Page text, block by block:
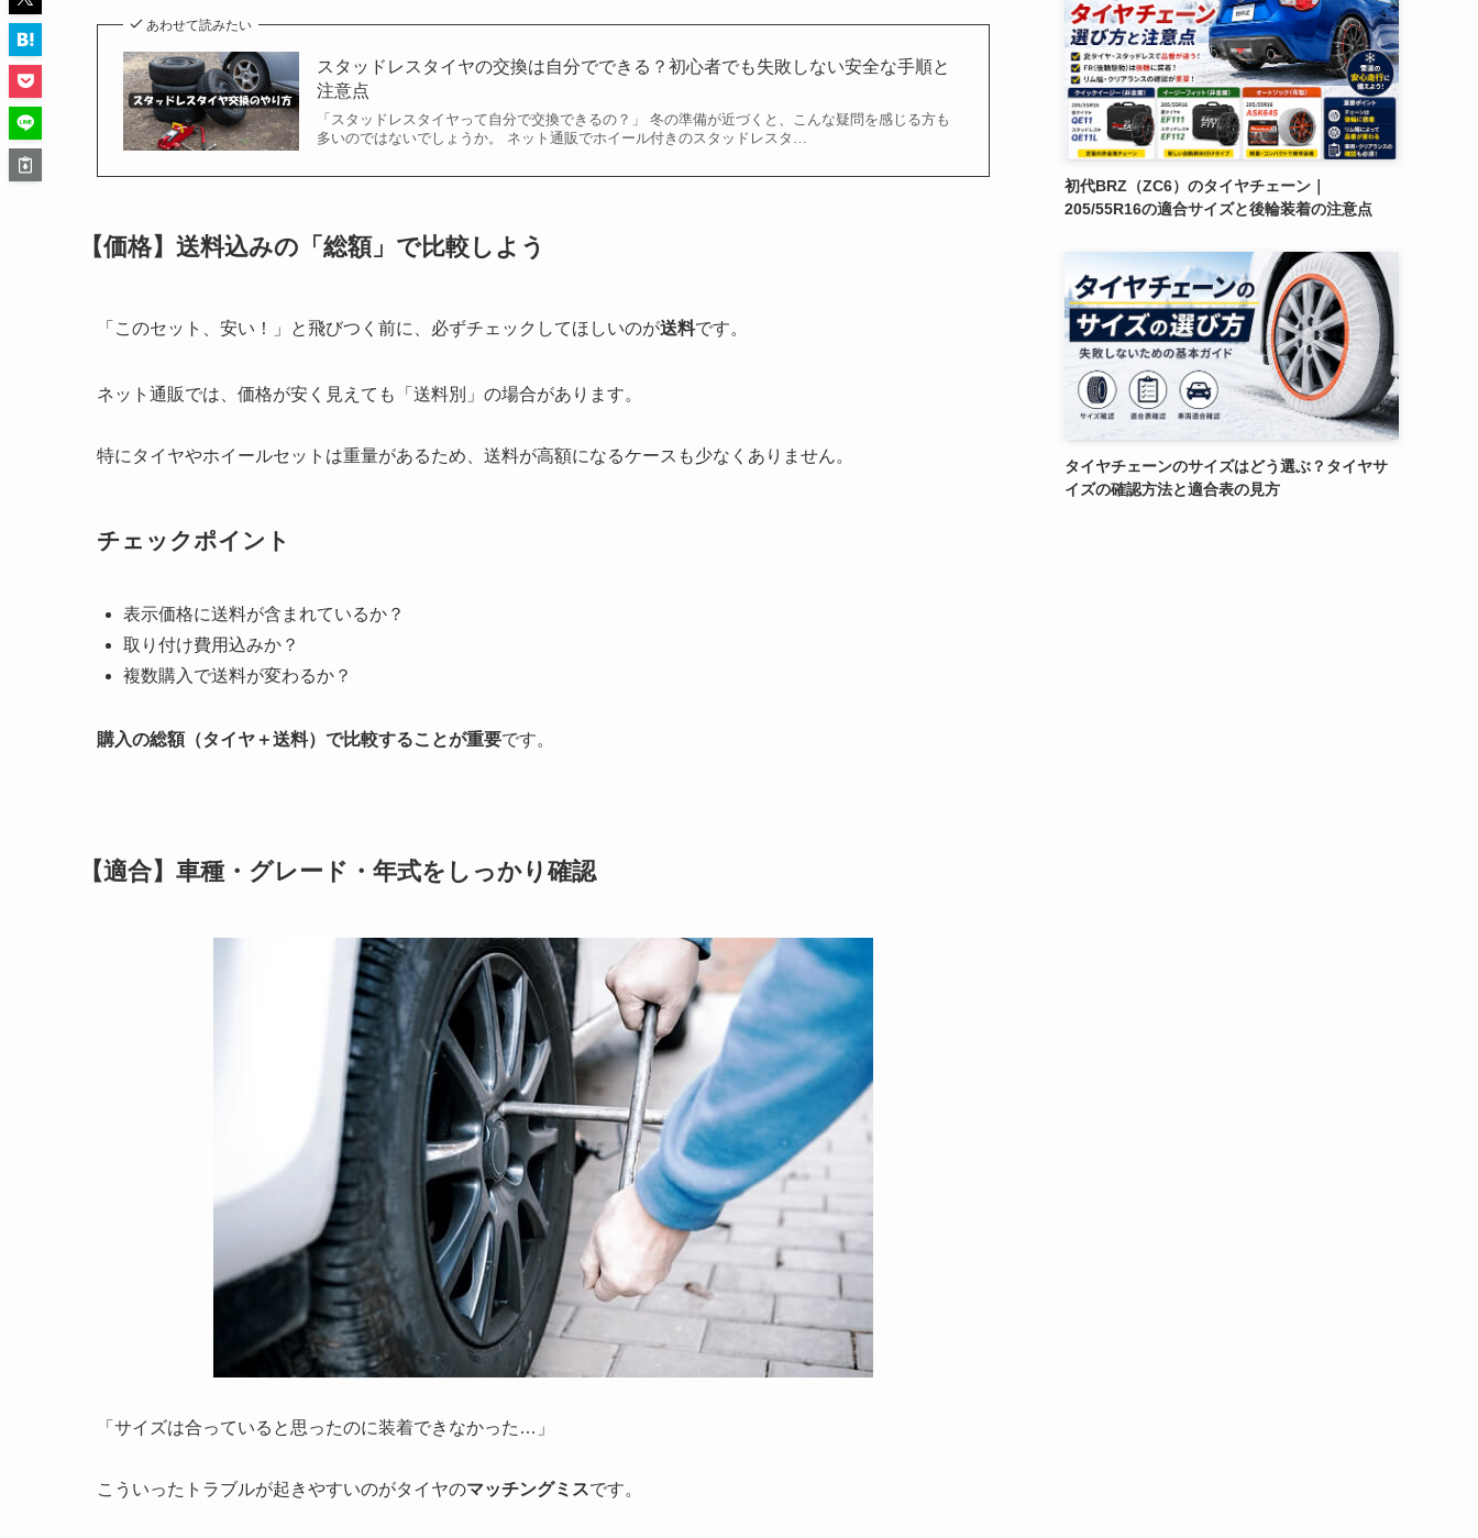
あわせて読みたい
スタッドレスタイヤの交換は自分でできる？初心者でも失敗しない安全な手順と
注意点
「スタッドレスタイヤって自分で交換できるの？」 冬の準備が近づくと、こんな疑問を感じる方も
多いのではないでしょうか。 ネット通販でホイール付きのスタッドレスタ…
【価格】送料込みの「総額」で比較しよう
「このセット、安い！」と飛びつく前に、必ずチェックしてほしいのが送料です。
ネット通販では、価格が安く見えても「送料別」の場合があります。
特にタイヤやホイールセットは重量があるため、送料が高額になるケースも少なくありません。
チェックポイント
表示価格に送料が含まれているか？
取り付け費用込みか？
複数購入で送料が変わるか？
購入の総額（タイヤ＋送料）で比較することが重要です。
【適合】車種・グレード・年式をしっかり確認
「サイズは合っていると思ったのに装着できなかった…」
こういったトラブルが起きやすいのがタイヤのマッチングミスです。
初代BRZ（ZC6）のタイヤチェーン｜
205/55R16の適合サイズと後輪装着の注意点
タイヤチェーンのサイズはどう選ぶ？タイヤサ
イズの確認方法と適合表の見方